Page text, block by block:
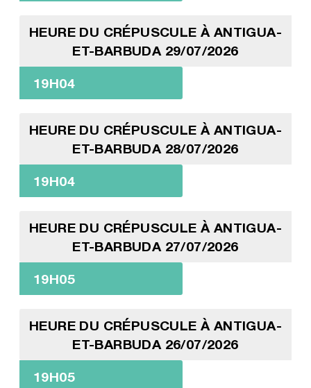
HEURE DU CRÉPUSCULE À ANTIGUA-
ET-BARBUDA 29/07/2026
19H04
HEURE DU CRÉPUSCULE À ANTIGUA-
ET-BARBUDA 28/07/2026
19H04
HEURE DU CRÉPUSCULE À ANTIGUA-
ET-BARBUDA 27/07/2026
19H05
HEURE DU CRÉPUSCULE À ANTIGUA-
ET-BARBUDA 26/07/2026
19H05